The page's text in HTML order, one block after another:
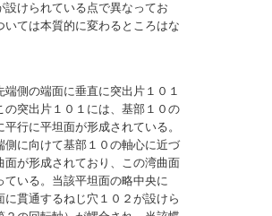
設けられている点で異なってお
いては本質的に変わるところはな
側の端面に垂直に突出片１０１
の突出片１０１には、基部１０の
行に平坦面が形成されている。
側に向けて基部１０の軸心に近づ
面が形成されており、この湾曲面
ている。当該平坦面の略中央に
に貫通するねじ穴１０２が設けら